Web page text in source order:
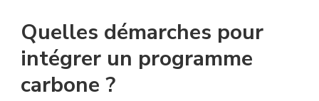
Quelles démarches pour
intégrer un programme
carbone ?